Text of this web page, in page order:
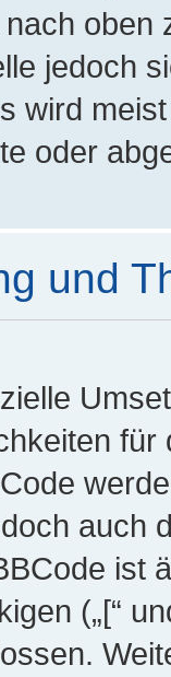
oben
jedoch
wird
oder
und
auch
ist
(„[“